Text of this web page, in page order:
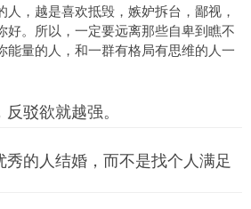
人，越是喜欢抵毁，嫉妒拆台，鄙视，
好。所以，一定要远离那些自卑到瞧不
能量的人，和一群有格局有思维的人一
驳欲就越强。
的人结婚，而不是找个人满足